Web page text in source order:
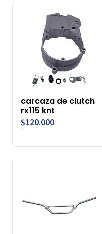
carcaza de clutch
rx115 knt
$120.000